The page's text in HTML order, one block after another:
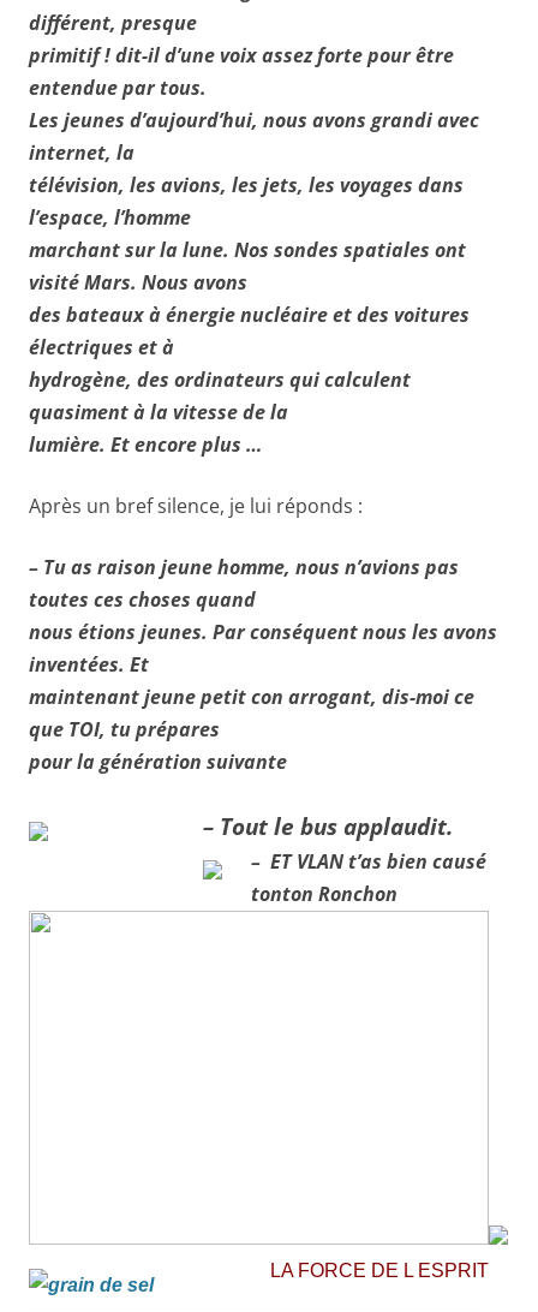
différent, presque
primitif ! dit-il d’une voix assez forte pour être
entendue par tous.
Les jeunes d’aujourd’hui, nous avons grandi avec
internet, la
télévision, les avions, les jets, les voyages dans
l’espace, l’homme
marchant sur la lune. Nos sondes spatiales ont
visité Mars. Nous avons
des bateaux à énergie nucléaire et des voitures
électriques et à
hydrogène, des ordinateurs qui calculent
quasiment à la vitesse de la
lumière. Et encore plus …
Après un bref silence, je lui réponds :
– Tu as raison jeune homme, nous n’avions pas
toutes ces choses quand
nous étions jeunes. Par conséquent nous les avons
inventées. Et
maintenant jeune petit con arrogant, dis-moi ce
que TOI, tu prépares
pour la génération suivante
– Tout le bus applaudit.
– ET VLAN t’as bien causé
tonton Ronchon
LA FORCE DE L ESPRIT